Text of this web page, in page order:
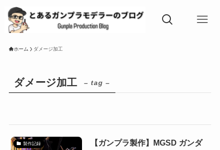
ホーム ダメージ加工
ダメージ加工 – tag –
製作記録
【ガンプラ製作】MGSD ガンダ